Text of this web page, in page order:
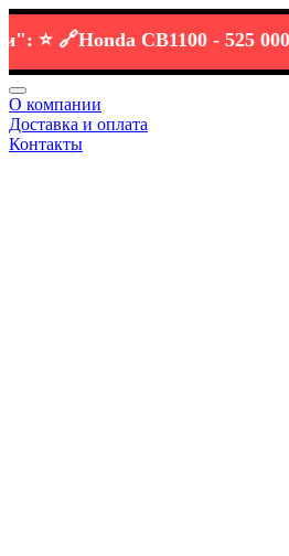
🔗 Honda CB1100 -525 000 р 💰
О компании
Доставка и оплата
Контакты